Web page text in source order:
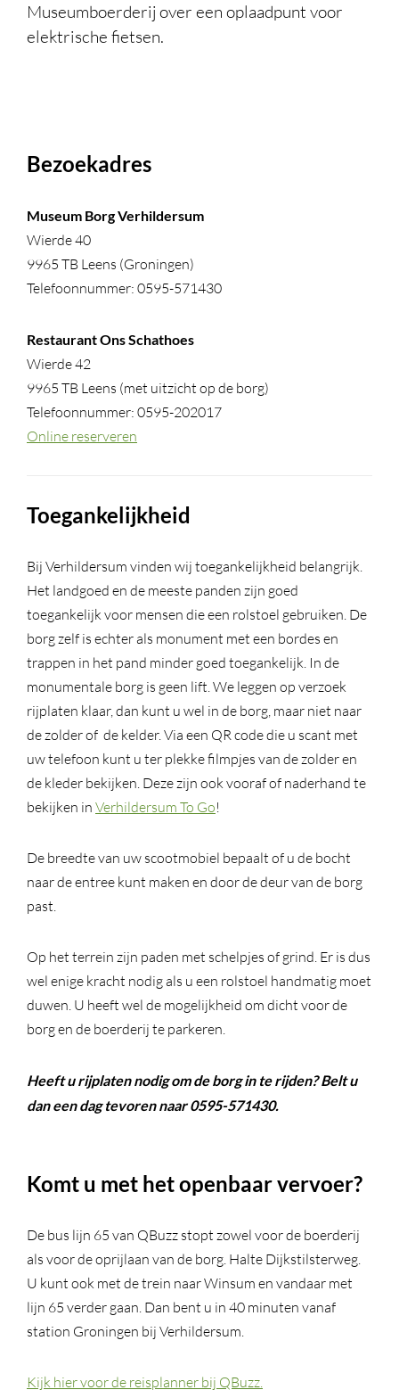
Museumboerderij over een oplaadpunt voor
elektrische fietsen.
Bezoekadres
Museum Borg Verhildersum
Wierde 40
9965 TB Leens (Groningen)
Telefoonnummer: 0595-571430
Restaurant Ons Schathoes
Wierde 42
9965 TB Leens (met uitzicht op de borg)
Telefoonnummer: 0595-202017
Online reserveren
Toegankelijkheid
Bij Verhildersum vinden wij toegankelijkheid belangrijk.
Het landgoed en de meeste panden zijn goed
toegankelijk voor mensen die een rolstoel gebruiken. De
borg zelf is echter als monument met een bordes en
trappen in het pand minder goed toegankelijk. In de
monumentale borg is geen lift. We leggen op verzoek
rijplaten klaar, dan kunt u wel in de borg, maar niet naar
de zolder of de kelder. Via een QR code die u scant met
uw telefoon kunt u ter plekke filmpjes van de zolder en
de kleder bekijken. Deze zijn ook vooraf of naderhand te
bekijken in Verhildersum To Go!
De breedte van uw scootmobiel bepaalt of u de bocht
naar de entree kunt maken en door de deur van de borg
past.
Op het terrein zijn paden met schelpjes of grind. Er is dus
wel enige kracht nodig als u een rolstoel handmatig moet
duwen. U heeft wel de mogelijkheid om dicht voor de
borg en de boerderij te parkeren.
Heeft u rijplaten nodig om de borg in te rijden? Belt u
dan een dag tevoren naar 0595-571430.
Komt u met het openbaar vervoer?
De bus lijn 65 van QBuzz stopt zowel voor de boerderij
als voor de oprijlaan van de borg. Halte Dijkstilsterweg.
U kunt ook met de trein naar Winsum en vandaar met
lijn 65 verder gaan. Dan bent u in 40 minuten vanaf
station Groningen bij Verhildersum.
Kijk hier voor de reisplanner bij QBuzz.